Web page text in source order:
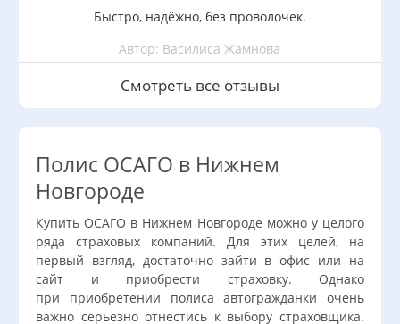
Быстро, надёжно, без проволочек.
Автор: Василиса Жамнова
Смотреть все отзывы
Полис ОСАГО в Нижнем
Новгороде
Купить ОСАГО в Нижнем Новгороде можно у целого
ряда страховых компаний. Для этих целей, на
первый взгляд, достаточно зайти в офис или на
сайт и приобрести страховку. Однако
при приобретении полиса автогражданки очень
важно серьезно отнестись к выбору страховщика.